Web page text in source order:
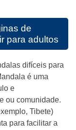
de
para adultos
difíceis para
é uma
e
ou comunidade.
Tibete)
para facilitar a